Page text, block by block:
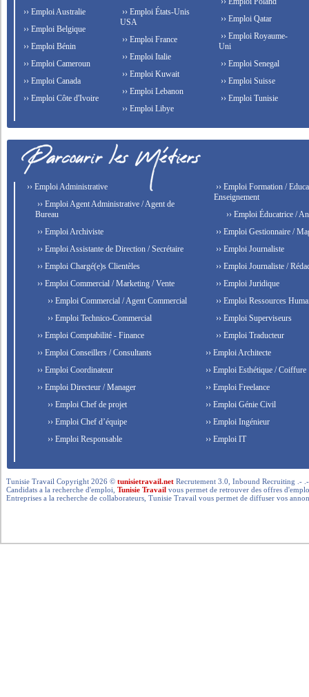
›› Emploi Australie
›› Emploi Belgique
›› Emploi Bénin
›› Emploi Cameroun
›› Emploi Canada
›› Emploi Côte d'Ivoire
›› Emploi États-Unis
USA
›› Emploi France
›› Emploi Italie
›› Emploi Kuwait
›› Emploi Lebanon
›› Emploi Libye
›› Emploi Qatar
›› Emploi Royaume-
Uni
›› Emploi Senegal
›› Emploi Suisse
›› Emploi Tunisie
›› Emploi Administrative
›› Emploi Agent Administrative / Agent de
Bureau
›› Emploi Archiviste
›› Emploi Assistante de Direction / Secrétaire
›› Emploi Chargé(e)s Clientèles
›› Emploi Commercial / Marketing / Vente
›› Emploi Commercial / Agent Commercial
›› Emploi Technico-Commercial
›› Emploi Comptabilité - Finance
›› Emploi Conseillers / Consultants
›› Emploi Coordinateur
›› Emploi Directeur / Manager
›› Emploi Chef de projet
›› Emploi Chef d’équipe
›› Emploi Responsable
›› Emploi Formation /
Enseignement
›› Emploi Éducatrice /
›› Emploi Gestionnaire /
›› Emploi Journaliste
›› Emploi Journaliste /
›› Emploi Juridique
›› Emploi Ressources
›› Emploi Superviseurs
›› Emploi Traducteur
›› Emploi Architecte
›› Emploi Esthétique / Coiffure
›› Emploi Freelance
›› Emploi Génie Civil
›› Emploi Ingénieur
›› Emploi IT
Tunisie Travail Copyright 2026 ©tunisietravail.net Recrutement 3.0, Inbound Recruiting .-
Candidats a la recherche d'emploi,Tunisie Travail vous permet de retrouver des offres
Entreprises a la recherche de collaborateurs, Tunisie Travail vous permet de diffuser vos